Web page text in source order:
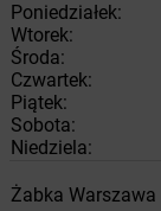
Poniedziałek:
Wtorek:
Środa:
Czwartek:
Piątek:
Sobota:
Niedziela:
Żabka Warszawa